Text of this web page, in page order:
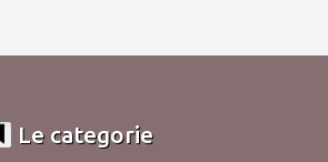
Le categorie